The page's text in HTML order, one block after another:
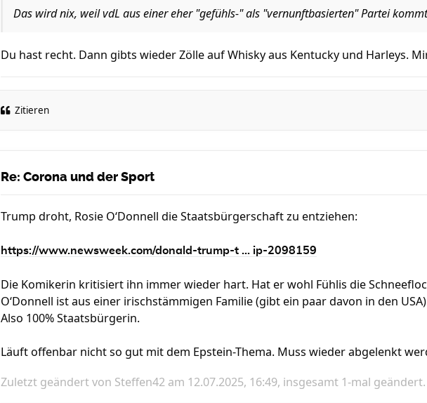
Das wird nix, weil vdL aus einer eher "gefühls-" als "vernunftbasierten" Partei
Du hast recht. Dann gibts wieder Zölle auf Whisky aus Kentucky und Harleys.
Zitieren
Re: Corona und der Sport
Trump droht, Rosie O‘Donnell die Staatsbürgerschaft zu entziehen:
https://www.newsweek.com/donald-trump-t ... ip-2098159
Die Komikerin kritisiert ihn immer wieder hart. Hat er wohl Fühlis die
O‘Donnell ist aus einer irischstämmigen Familie (gibt ein paar davon in den
Also 100% Staatsbürgerin.
Läuft offenbar nicht so gut mit dem Epstein-Thema. Muss wieder abgelenkt
Zuletzt geändert von Steffen42 am 12.07.2025, 16:49, insgesamt 1-mal geändert.